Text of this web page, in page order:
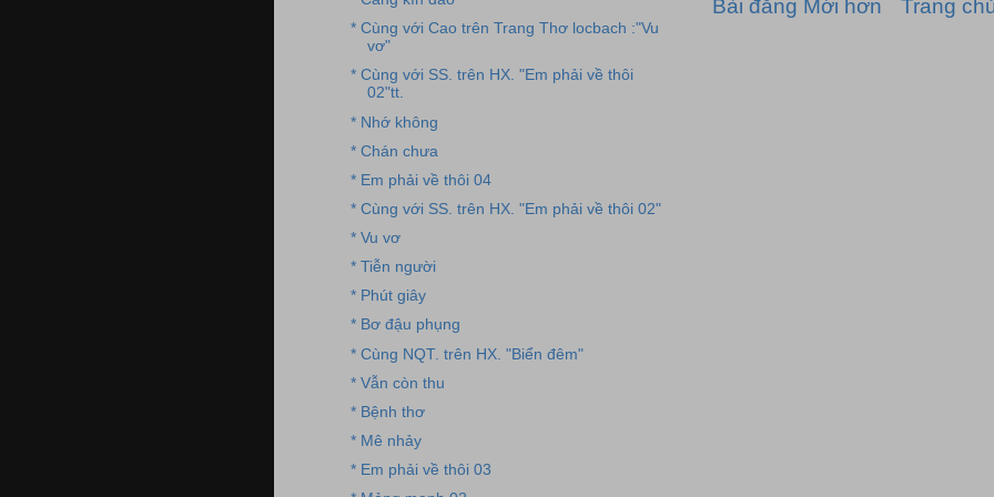
Bài đăng Mới hơn Trang
* Cùng với Cao trên Trang Thơ locbach :"Vu
vơ"
* Cùng với SS. trên HX. "Em phải về thôi
02"tt.
* Nhớ không
* Chán chưa
* Em phải về thôi 04
* Cùng với SS. trên HX. "Em phải về thôi 02"
* Vu vơ
* Tiễn người
* Phút giây
* Bơ đậu phụng
* Cùng NQT. trên HX. "Biển đêm"
* Vẫn còn thu
* Bệnh thơ
* Mê nhảy
* Em phải về thôi 03